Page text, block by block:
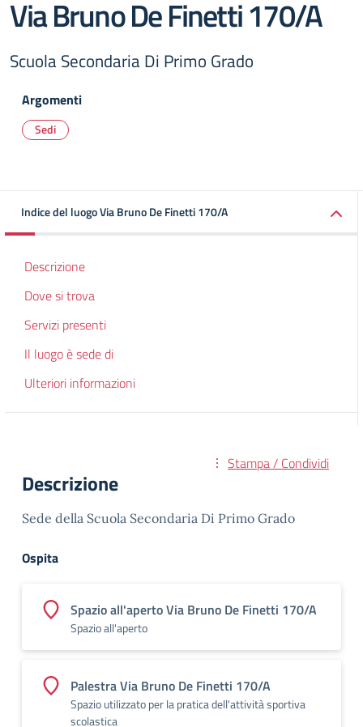
Via Bruno De Finetti 170/A
Scuola Secondaria Di Primo Grado
Argomenti
Sedi
Indice del luogo Via Bruno De Finetti 170/A
Descrizione
Dove si trova
Servizi presenti
Il luogo è sede di
Ulteriori informazioni
Stampa / Condividi
Descrizione
Sede della Scuola Secondaria Di Primo Grado
Ospita
Spazio all'aperto Via Bruno De Finetti 170/A
Spazio all'aperto
Palestra Via Bruno De Finetti 170/A
Spazio utilizzato per la pratica dell'attività sportiva
scolastica